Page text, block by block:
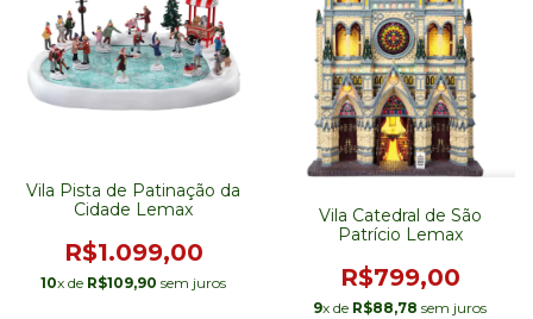
Vila Pista de Patinação da
Cidade Lemax
R$1.099,00
10x de R$109,90 sem juros
Vila Catedral de São
Patrício Lemax
R$799,00
9x de R$88,78 sem juros